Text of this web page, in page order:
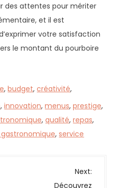
des attentes pour mériter
et il est
votre satisfaction
le montant du pourboire
,budget,créativité,
,innovation,menus,prestige,
,qualité,repas,
,service
Next:
Découvrez